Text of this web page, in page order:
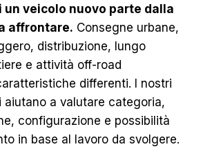
un veicolo nuovo parte dalla
affrontare. Consegne urbane,
distribuzione, lungo
e attività off-road
differenti. I nostri
aiutano a valutare categoria,
configurazione e possibilità
in base al lavoro da svolgere.